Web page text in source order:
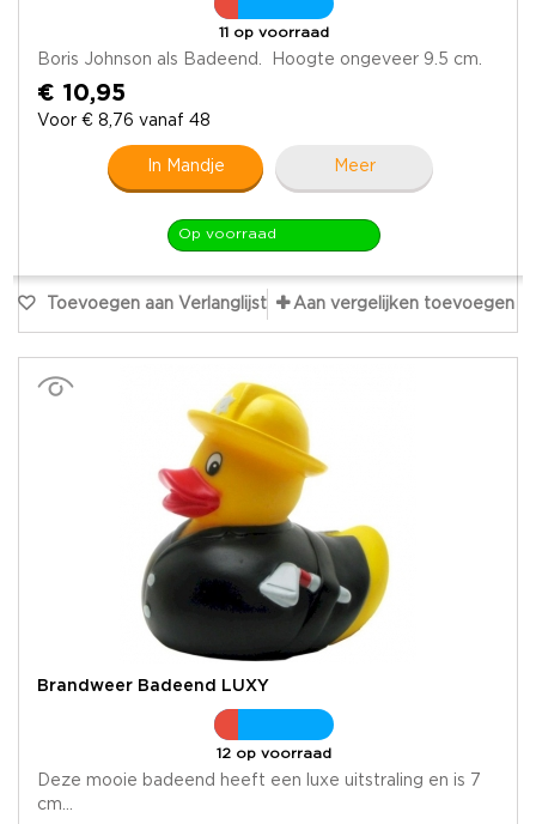
11 op voorraad
Boris Johnson als Badeend. Hoogte ongeveer 9.5 cm.
€ 10,95
Voor € 8,76 vanaf 48
In Mandje Meer
Op voorraad
Toevoegen aan Verlanglijst Aan vergelijken toevoegen
Brandweer Badeend LUXY
12 op voorraad
Deze mooie badeend heeft een luxe uitstraling en is 7
cm...